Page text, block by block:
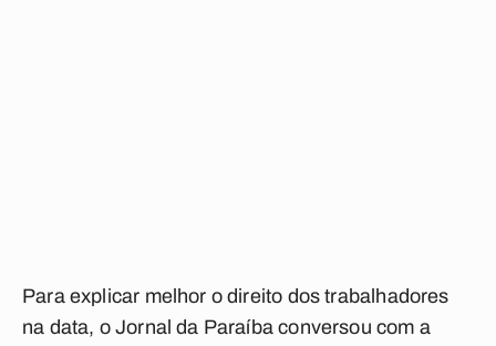
Para explicar melhor o direito dos trabalhadores
na data, o Jornal da Paraíba conversou com a